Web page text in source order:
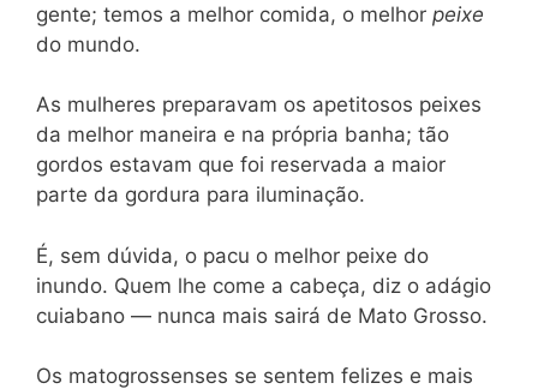
gente; temos a melhor comida, o melhor peixe
do mundo.
As mulheres preparavam os apetitosos peixes
da melhor maneira e na própria banha; tão
gordos estavam que foi reservada a maior
parte da gordura para iluminação.
É, sem dúvida, o pacu o melhor peixe do
inundo. Quem lhe come a cabeça, diz o adágio
cuiabano — nunca mais sairá de Mato Grosso.
Os matogrossenses se sentem felizes e mais